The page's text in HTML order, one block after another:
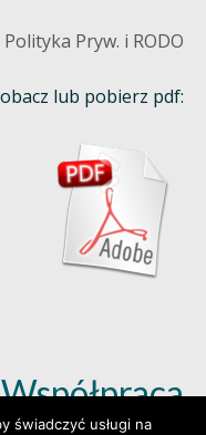
Polityka Pryw. i RODO
lub pobierz pdf:
Współpraca
świadczyć usługi na